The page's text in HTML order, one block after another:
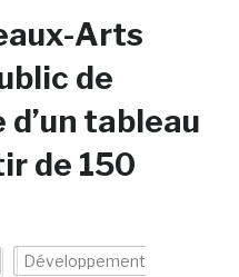
Arts
de
tableau
de 150
Développement